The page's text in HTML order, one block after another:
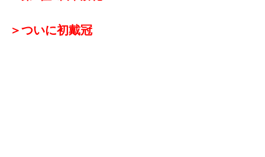
＞ついに初戴冠